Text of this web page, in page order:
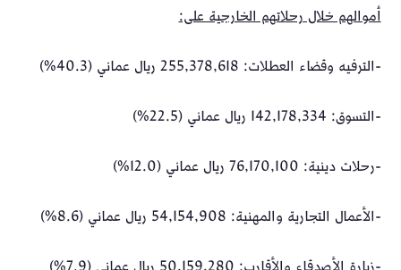
أموالهم خلال رحلاتهم الخارجية على:
-الترفيه وقضاء العطلات: 255,378,618 ريال عماني (40.3%)
-التسوق: 142,178,334 ريال عماني (22.5%)
-رحلات دينية: 76,170,100 ريال عماني (12.0%)
-الأعمال التجارية والمهنية: 54,154,908 ريال عماني (8.6%)